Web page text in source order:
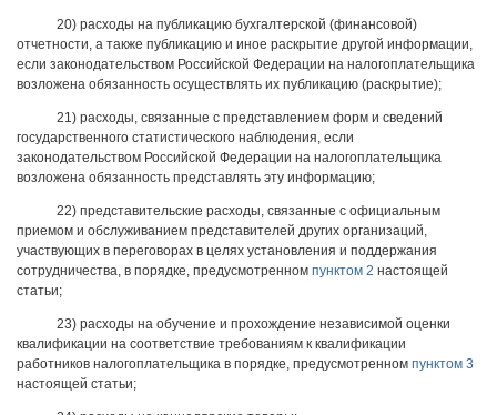
20) расходы на публикацию бухгалтерской (финансовой)
отчетности, а также публикацию и иное раскрытие другой информации,
если законодательством Российской Федерации на налогоплательщика
возложена обязанность осуществлять их публикацию (раскрытие);
21) расходы, связанные с представлением форм и сведений
государственного статистического наблюдения, если
законодательством Российской Федерации на налогоплательщика
возложена обязанность представлять эту информацию;
22) представительские расходы, связанные с официальным
приемом и обслуживанием представителей других организаций,
участвующих в переговорах в целях установления и поддержания
сотрудничества, в порядке, предусмотренном пунктом 2 настоящей
статьи;
23) расходы на обучение и прохождение независимой оценки
квалификации на соответствие требованиям к квалификации
работников налогоплательщика в порядке, предусмотренном пунктом 3
настоящей статьи;